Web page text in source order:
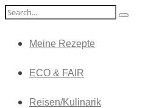
Meine Rezepte
ECO & FAIR
Reisen/Kulinarik